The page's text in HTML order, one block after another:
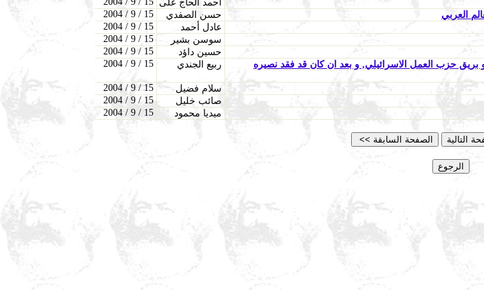
2004 / 9 / 15
العربي
2004 / 9 / 15
2004 / 9 / 15
2004 / 9 / 15
2004 / 9 / 15
بريق حزب العمل الاسرائيلي, و بعد ان كان قد فقد نصيره
2004 / 9 / 15
2004 / 9 / 15
2004 / 9 / 15